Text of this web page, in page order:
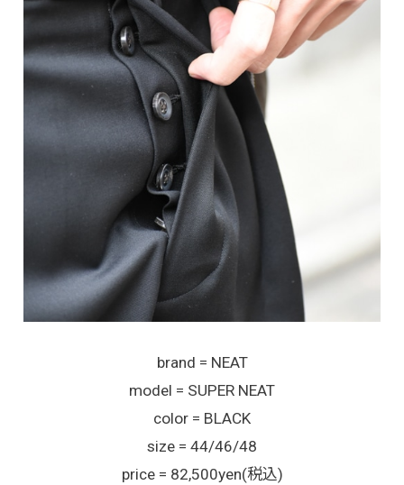
brand = NEAT
model = SUPER NEAT
color = BLACK
size = 44/46/48
price = 82,500yen(税込)